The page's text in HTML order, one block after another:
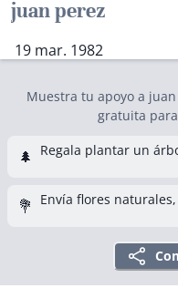
juan perez
19 mar. 1982
Muestra tu apoyo a
gratuita
🌲 Regala plantar un
💐 Envía flores